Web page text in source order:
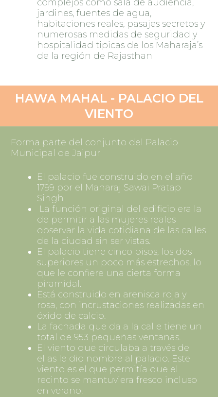
complejos como sala de audiencia,
jardines, fuentes de agua,
habitaciones reales, pasajes secretos y
numerosas medidas de seguridad y
hospitalidad tipicas de los Maharaja’s
de la región de Rajasthan
HAWA MAHAL - PALACIO DEL
VIENTO
Forma parte del conjunto del Palacio
Municipal de Jaipur
El palacio fue construido en el año
1799 por el Maharaj Sawai Pratap
Singh
La función original del edificio era la
de permitir a las mujeres reales
observar la vida cotidiana de las calles
de la ciudad sin ser vistas.
El palacio tiene cinco pisos, los dos
superiores un poco más estrechos, lo
que le confiere una cierta forma
piramidal.
Está construido en arenisca roja y
rosa, con incrustaciones realizadas en
óxido de calcio.
La fachada que da a la calle tiene un
total de 953 pequeñas ventanas.
El viento que circulaba a través de
ellas le dio nombre al palacio. Este
viento es el que permitía que el
recinto se mantuviera fresco incluso
en verano.